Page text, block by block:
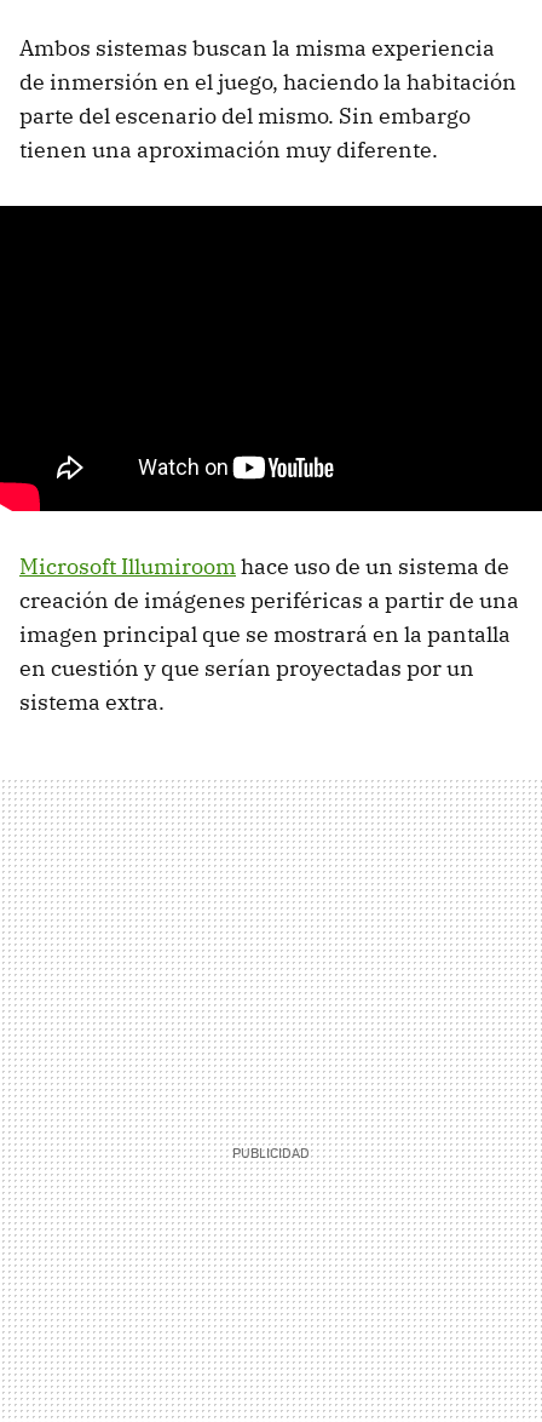
Ambos sistemas buscan la misma experiencia
de inmersión en el juego, haciendo la habitación
parte del escenario del mismo. Sin embargo
tienen una aproximación muy diferente.
Microsoft Illumiroomhace uso de un sistema de
creación de imágenes periféricas a partir de una
imagen principal que se mostrará en la pantalla
en cuestión y que serían proyectadas por un
sistema extra.